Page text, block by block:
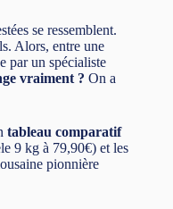
se ressemblent.
Alors, entre une
par un spécialiste
vraiment ? On a
tableau comparatif
9 kg à 79,90€) et les
pionnière